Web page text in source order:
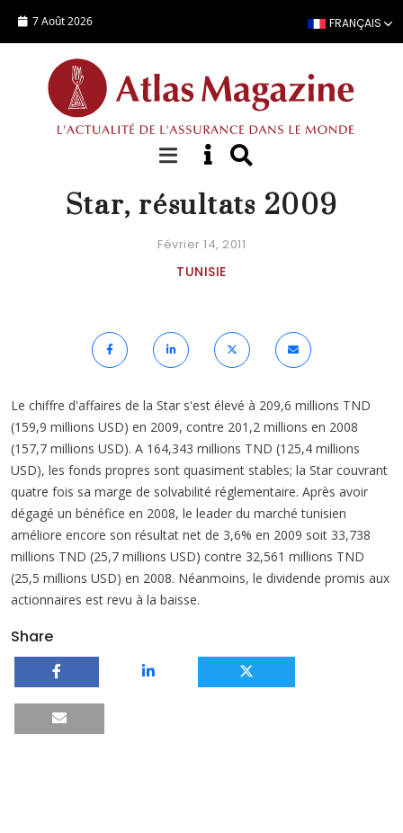
7 Août 2026 FRANÇAIS
ACTUALITÉ
Star, résultats 2009
Février 14, 2011
TUNISIE
Le chiffre d'affaires de la Star s'est élevé à 209,6 millions TND
(159,9 millions USD) en 2009, contre 201,2 millions en 2008
(157,7 millions USD). A 164,343 millions TND (125,4 millions
USD), les fonds propres sont quasiment stables; la Star couvrant
quatre fois sa marge de solvabilité réglementaire. Après avoir
dégagé un bénéfice en 2008, le leader du marché tunisien
améliore encore son résultat net de 3,6% en 2009 soit 33,738
millions TND (25,7 millions USD) contre 32,561 millions TND
(25,5 millions USD) en 2008. Néanmoins, le dividende promis aux
actionnaires est revu à la baisse.
Share